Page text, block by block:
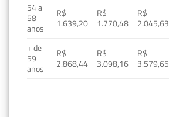
54 a
58
anos
R$
1.639,20
R$
1.770,48
R$
2.045,63
+ de
59
anos
R$
2.868,44
R$
3.098,16
R$
3.579,65